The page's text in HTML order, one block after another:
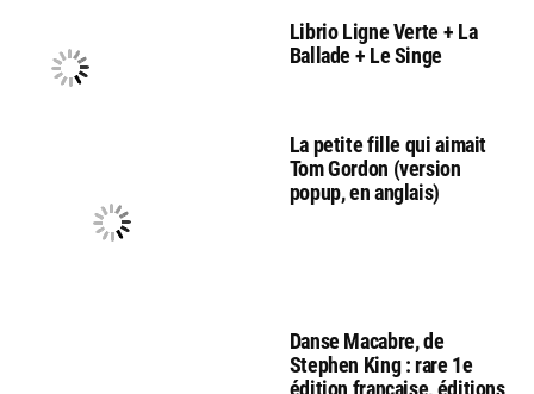
Librio Ligne Verte + La
Ballade + Le Singe
La petite fille qui aimait
Tom Gordon (version
popup, en anglais)
Danse Macabre, de
Stephen King : rare 1e
édition française, éditions